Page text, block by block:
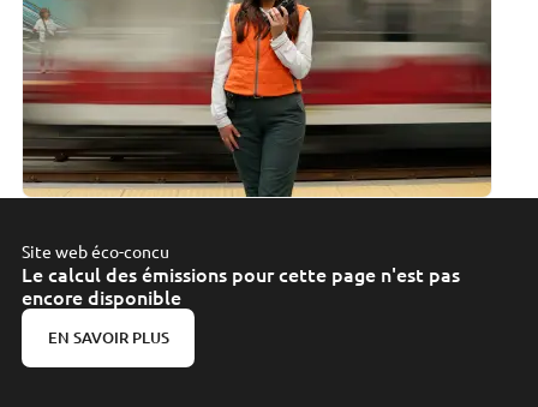
Site web éco-concu
Le calcul des émissions pour cette page n'est pas
encore disponible
EN SAVOIR PLUS